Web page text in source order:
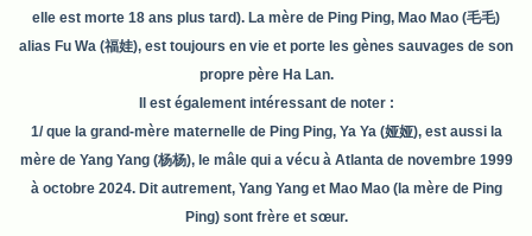
elle est morte 18 ans plus tard). La mère de Ping Ping, Mao Mao (毛毛)
alias Fu Wa (福娃), est toujours en vie et porte les gènes sauvages de son
propre père Ha Lan.
Il est également intéressant de noter :
1/ que la grand-mère maternelle de Ping Ping, Ya Ya (娅娅), est aussi la
mère de Yang Yang (杨杨), le mâle qui a vécu à Atlanta de novembre 1999
à octobre 2024. Dit autrement, Yang Yang et Mao Mao (la mère de Ping
Ping) sont frère et sœur.